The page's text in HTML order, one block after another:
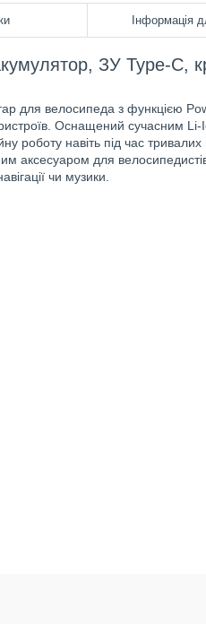
Інформація
ЗУ Type-C,
для велосипеда з функцією
Оснащений сучасним
роботу навіть під час тривалих
аксесуаром для
чи музики.